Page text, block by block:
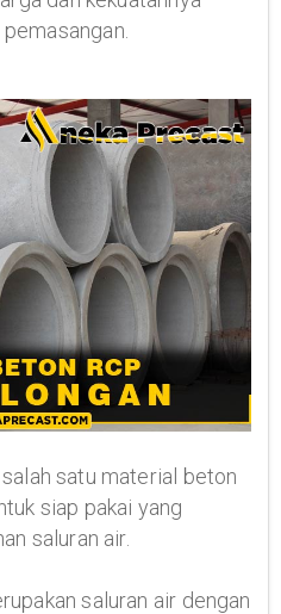
salah satu material beton
siap pakai yang
saluran air.
saluran air dengan